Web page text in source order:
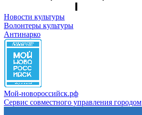
Новости культуры
Волонтеры культуры
Антинарко
Мой-новороссийск.рф
Сервис совместного управления городом